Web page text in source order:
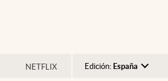
NETFLIX Edición: España